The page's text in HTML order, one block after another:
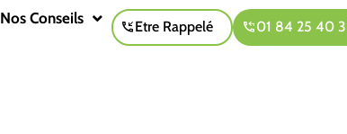
Nos Conseils Etre Rappelé 01 84 25 40